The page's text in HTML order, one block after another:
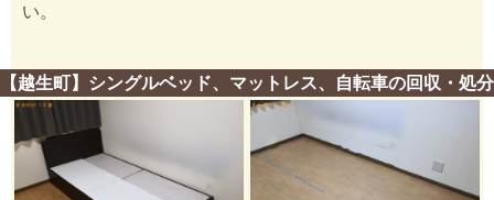
い。
【越生町】シングルベッド、マットレス、自転車の回収・処分